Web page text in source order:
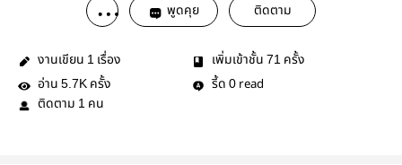
พูดคุย ติดตาม
งานเขียน 1 เรื่อง เพิ่มเข้าชั้น 71 ครั้ง
อ่าน 5.7K ครั้ง รี้ด 0 read
ติดตาม 1 คน